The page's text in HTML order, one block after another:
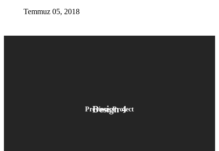
Temmuz 05, 2018
Previous Project
Design 4